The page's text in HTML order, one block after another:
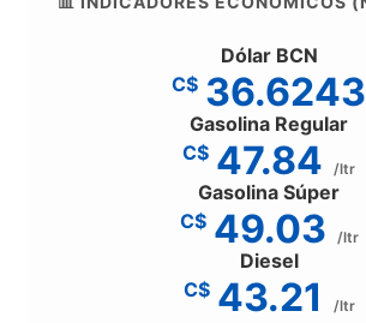
Dólar BCN
C$ 36.6243
Gasolina Regular
C$ 47.84 /ltr
Gasolina Súper
C$ 49.03 /ltr
Diesel
C$ 43.21 /ltr